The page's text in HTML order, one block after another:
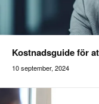
Addilon
Kostnadsguide för
10 september, 2024